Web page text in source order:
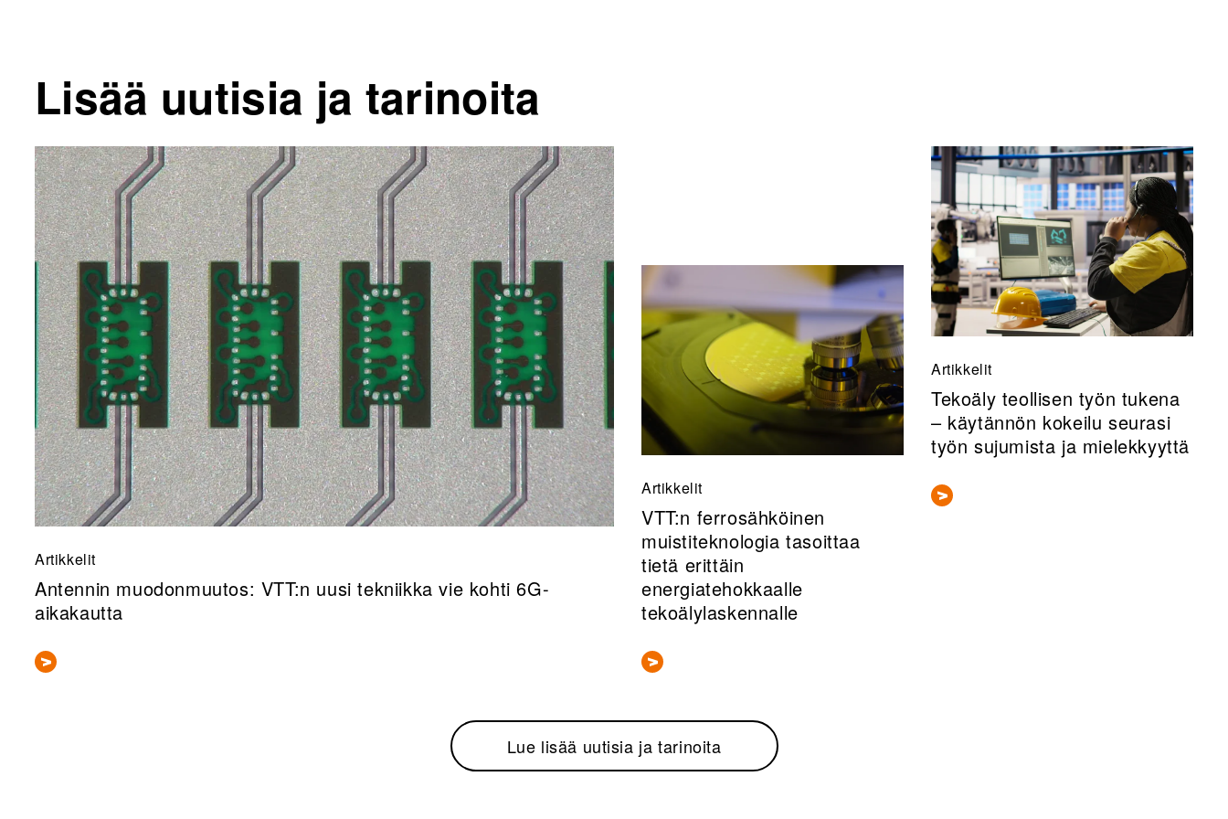
Lisää uutisia ja tarinoita
Artikkelit
Antennin muodonmuutos: VTT:n uusi tekniikka vie kohti 6G-
aikakautta
Artikkelit
VTT:n ferrosähköinen
muistiteknologia tasoittaa
tietä erittäin
energiatehokkaalle
tekoälylaskennalle
Artikkelit
Tekoäly teollisen työn tukena
– käytännön kokeilu seurasi
työn sujumista ja mielekkyyttä
Lue lisää uutisia ja tarinoita